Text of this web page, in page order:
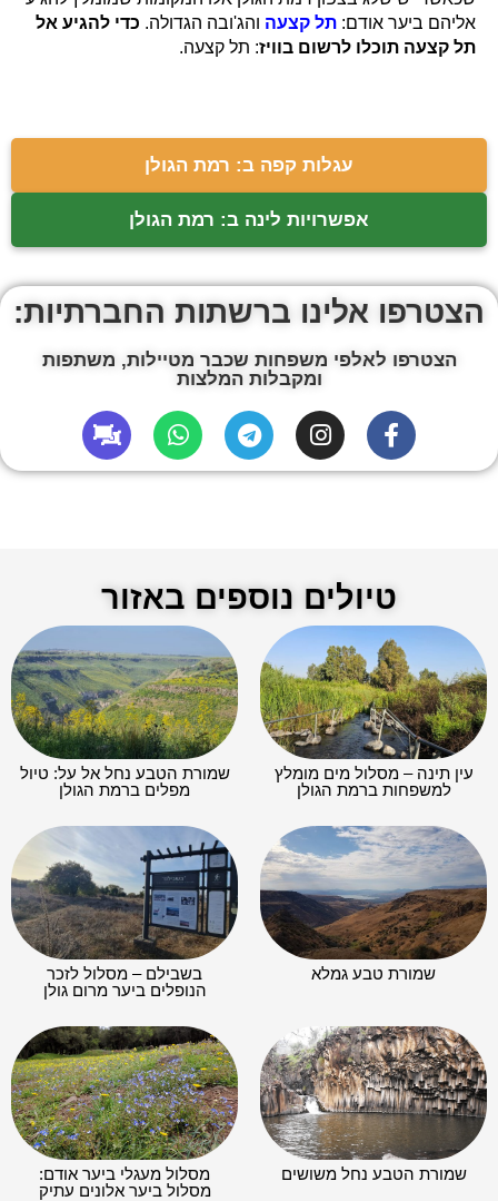
אליהם ביער אודם: תל קצעה והג'ובה הגדולה. כדי להגיע אל
תל קצעה תוכלו לרשום בוויז: תל קצעה.
עגלות קפה ב: רמת הגולן
אפשרויות לינה ב: רמת הגולן
הצטרפו אלינו ברשתות החברתיות:
הצטרפו לאלפי משפחות שכבר מטיילות, משתפות
ומקבלות המלצות
טיולים נוספים באזור
עין תינה – מסלול מים מומלץ
למשפחות ברמת הגולן
שמורת הטבע נחל אל על: טיול
מפלים ברמת הגולן
שמורת טבע גמלא
בשבילם – מסלול לזכר
הנופלים ביער מרום גולן
שמורת הטבע נחל משושים
מסלול מעגלי ביער אודם:
מסלול ביער אלונים עתיק